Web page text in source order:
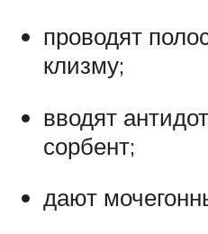
проводят
клизму;
вводят
сорбент;
дают